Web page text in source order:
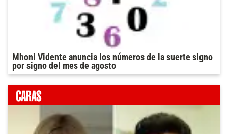
Mhoni Vidente anuncia los números de la suerte signo
por signo del mes de agosto